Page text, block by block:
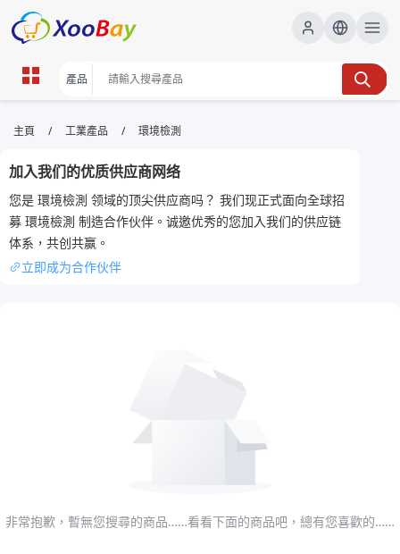
環境檢測 | XOOBAY B2B/B2C
Marketplace
環境檢測,室內空氣品質,水質檢測,環境監測, wholesale
環境檢測, XOOBAY
提供專業的環境檢測服務，涵蓋室內空氣、飲用水與環境監測，協助企業
達到法規合規並提升安全水平。
主頁 / 工業產品 / 環境檢測
加入我们的优质供应商网络
您是 環境檢測 领域的顶尖供应商吗？ 我们现正式面向全球招
募 環境檢測 制造合作伙伴。诚邀优秀的您加入我们的供应链
体系，共创共赢。
立即成为合作伙伴
非常抱歉，暫無您搜尋的商品……看看下面的商品吧，總有您喜歡的……